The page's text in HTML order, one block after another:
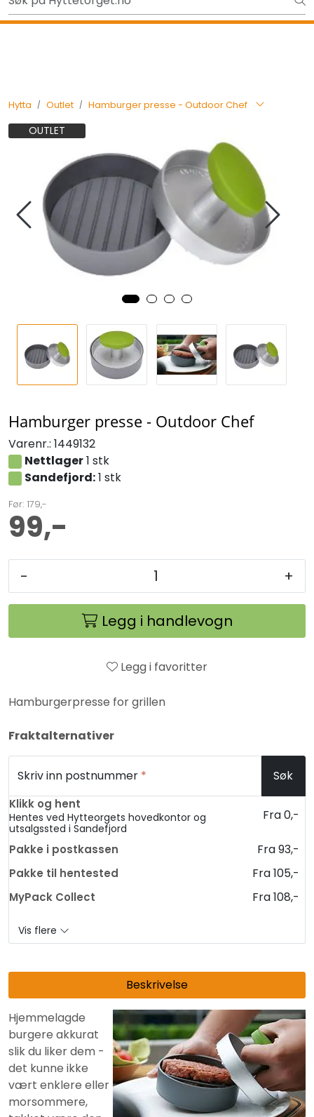
Skip to main contentUt på tur i sommer? Sjekk her først
Hytta Outlet Hamburger presse - Outdoor Chef
OUTLET
Hamburger presse - Outdoor Chef
Varenr.: 1449132
Nettlager1 stk
Sandefjord:1 stk
Før: 179,-
99,-
- +
Legg i handlevogn
Legg i favoritter
Hamburgerpresse for grillen
Fraktalternativer
Skriv inn postnummer * Søk
Klikk og hent
Hentes ved Hytteorgets hovedkontor og
utsalgssted i Sandefjord
Fra 0,-
Pakke i postkassen Fra 93,-
Pakke til hentested Fra 105,-
MyPack Collect Fra 108,-
Vis flere
Beskrivelse
Hjemmelagde
burgere akkurat
slik du liker dem -
det kunne ikke
vært enklere eller
morsommere,
Tilbake